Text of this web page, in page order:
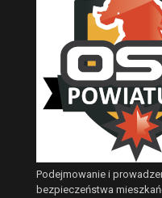
Podejmowanie i
bezpieczeństwa